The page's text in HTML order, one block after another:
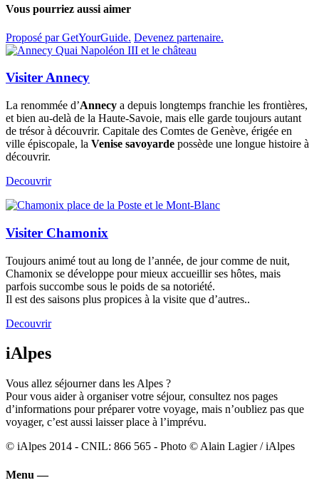
Vous pourriez aussi aimer
Proposé par GetYourGuide. Devenez partenaire.
Visiter Annecy
La renommée d’Annecy a depuis longtemps franchie les frontières,
et bien au-delà de la Haute-Savoie, mais elle garde toujours autant
de trésor à découvrir. Capitale des Comtes de Genève, érigée en
ville épiscopale, la Venise savoyarde possède une longue histoire à
découvrir.
Decouvrir
Visiter Chamonix
Toujours animé tout au long de l’année, de jour comme de nuit,
Chamonix se développe pour mieux accueillir ses hôtes, mais
parfois succombe sous le poids de sa notoriété.
Il est des saisons plus propices à la visite que d’autres..
Decouvrir
iAlpes
Vous allez séjourner dans les Alpes ?
Pour vous aider à organiser votre séjour, consultez nos pages
d’informations pour préparer votre voyage, mais n’oubliez pas que
voyager, c’est aussi laisser place à l’imprévu.
© iAlpes 2014 - CNIL: 866 565 - Photo © Alain Lagier / iAlpes
Menu —